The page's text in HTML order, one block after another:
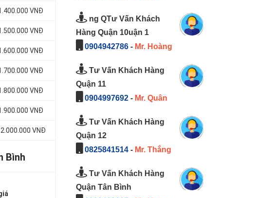
VNĐ
VNĐ
VNĐ
VNĐ
VNĐ
VNĐ
VNĐ
Bình
ng QTư Vấn Khách
Hàng Quận 10uận 1
0904942786- Mr. Hoàng
Tư Vấn Khách Hàng
Quận 11
0904997692- Mr. Quân
Tư Vấn Khách Hàng
Quận 12
0825841514- Mr. Thắng
Tư Vấn Khách Hàng
Quận Tân Bình